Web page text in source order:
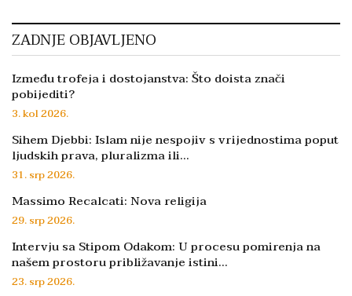
ZADNJE OBJAVLJENO
Između trofeja i dostojanstva: Što doista znači
pobijediti?
3. kol 2026.
Sihem Djebbi: Islam nije nespojiv s vrijednostima poput
ljudskih prava, pluralizma ili…
31. srp 2026.
Massimo Recalcati: Nova religija
29. srp 2026.
Intervju sa Stipom Odakom: U procesu pomirenja na
našem prostoru približavanje istini…
23. srp 2026.